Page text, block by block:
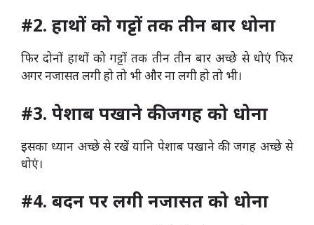
#2. हाथों को गट्टों तक तीन बार धोना
फिर दोनों हाथों को गट्टों तक तीन तीन बार अच्छे से धोएं फिर
अगर नजासत लगी हो तो भी और ना लगी हो तो भी।
#3. पेशाब पखाने की जगह को धोना
इसका ध्यान अच्छे से रखें यानि पेशाब पखाने की जगह अच्छे से
धोएं।
#4. बदन पर लगी नजासत को धोना